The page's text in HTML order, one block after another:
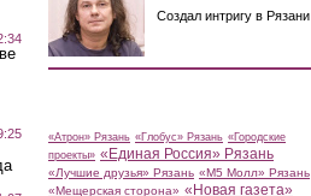
Создал интригу в Рязани
«Атрон» Рязань «Глобус» Рязань «Городские
проекты» «Единая Россия» Рязань
«Лучшие друзья» Рязань «М5 Молл» Рязань
«Мещерская сторона» «Новая газета»